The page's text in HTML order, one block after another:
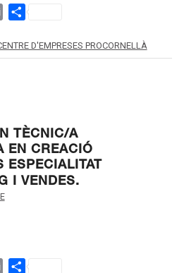
EmailShare
D'EMPRESES PROCORNELLÀ
TÈCNIC/A
EN CREACIÓ
ESPECIALITAT
I VENDES.
EmailShare